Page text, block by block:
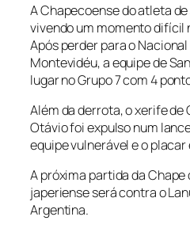
A Chapecoense do atleta
vivendo um momento difícil
Após perder para o
Montevidéu, a equipe de
lugar no Grupo 7 com 4
Além da derrota, o xerife de
Otávio foi expulso num
equipe vulnerável e o
A próxima partida da
japeriense será contra o
Argentina.